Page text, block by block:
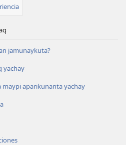
jamunaykuta?
yachay
maypi aparikunanta yachay